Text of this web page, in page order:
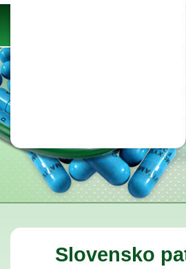
Slovensko